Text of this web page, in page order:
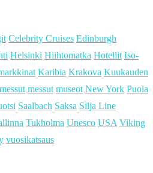
Celebrity Cruises Edinburgh
Helsinki Hiihtomatka Hotellit Iso-
Karibia Krakova Kuukauden
messut museot New York Puola
Saalbach Saksa Silja Line
Tukholma Unesco USA Viking
vuosikatsaus